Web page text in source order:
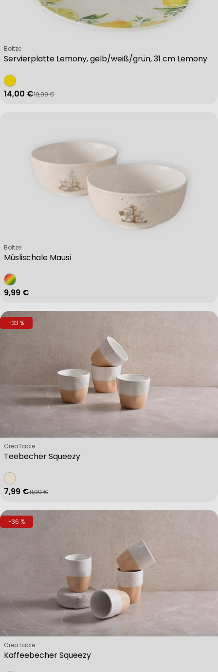
Servierplatte Lemony, gelb/weiß/grün, 31 cm Lemony
Verkäufer:
Boltze
Verkaufspreis
14,00 €
Regulärer Preis
19,99 €
Müslischale Mausi
Verkäufer:
Boltze
Regulärer Preis
9,99 €
-33 %
Teebecher Squeezy
Verkäufer:
CreaTable
Verkaufspreis
7,99 €
Regulärer Preis
11,99 €
-36 %
Kaffeebecher Squeezy
Verkäufer:
CreaTable